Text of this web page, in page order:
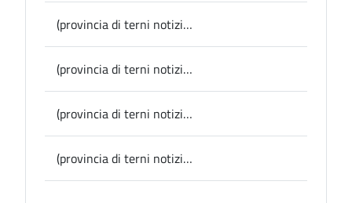
(provincia di terni notizie) Morte prof.ssa Federici, Sindaco di Narni Lucarelli: “ha dato un grandissimo contributo alla città”
(provincia di terni notizie) Otricoli, al teatro dell’Ortera di scena “La Pace” di Aristofane
(provincia di terni notizie) Narni, il Centro Studi Storici festeggia i 50 anni con una conferenza su Guerriero Bolli
(provincia di terni notizie) Amelia, presentato il biennio Geraldiniano, Pernazza: "Un evento molto importante per promuovere la figura di un uomo che ha segnato un'epoca nel nuovo mondo. Grazie al vescovo Soddu, all'ambasciatore dominicano Montalvo Arzeno e al Sottosegretario Tripodi